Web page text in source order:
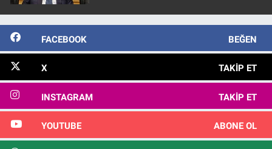
FACEBOOK BEĞEN
X TAKIP ET
INSTAGRAM TAKIP ET
YOUTUBE ABONE OL